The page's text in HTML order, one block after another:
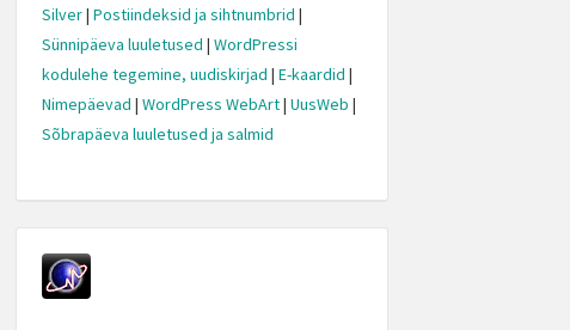
Silver| Postiindeksid ja sihtnumbrid |
Sünnipäeva luuletused | WordPressi
kodulehe tegemine, uudiskirjad | E-kaardid |
Nimepäevad | WordPress WebArt| UusWeb |
Sõbrapäeva luuletused ja salmid